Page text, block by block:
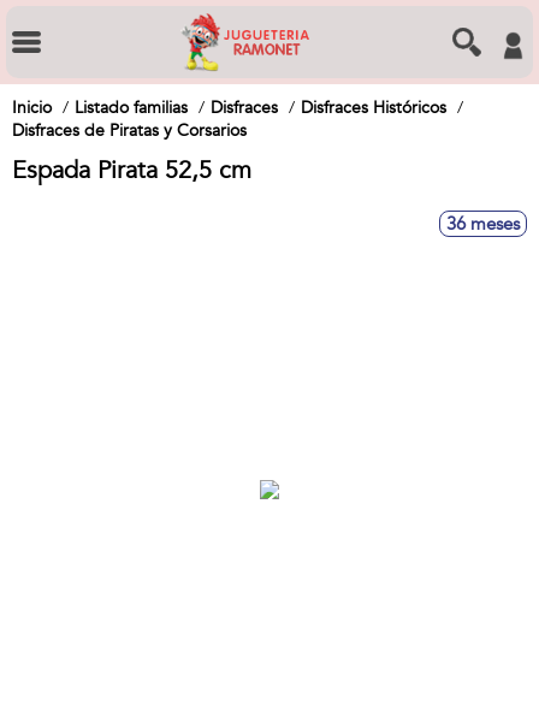
Inicio Listado familias Disfraces
Disfraces Históricos
Disfraces de Piratas y Corsarios
Espada Pirata 52,5 cm
36 meses